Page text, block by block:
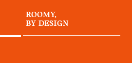
ROOMY,
BY DESIGN